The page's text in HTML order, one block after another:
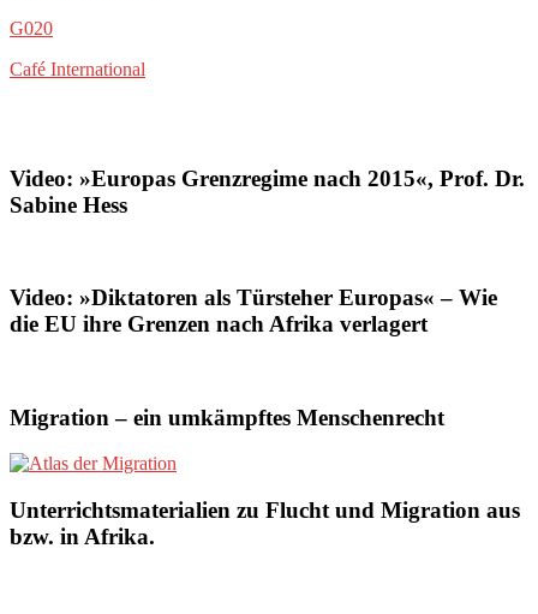
G020
Café International
Video: »Europas Grenzregime nach 2015«, Prof. Dr.
Sabine Hess
Video: »Diktatoren als Türsteher Europas« – Wie
die EU ihre Grenzen nach Afrika verlagert
Migration – ein umkämpftes Menschenrecht
Unterrichtsmaterialien zu Flucht und Migration aus
bzw. in Afrika.